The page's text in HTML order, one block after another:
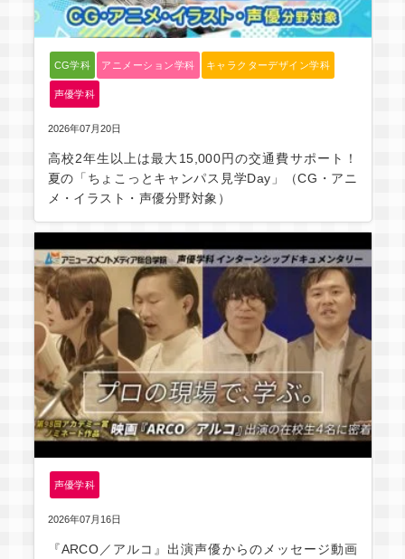
CG学科 アニメーション学科 キャラクターデザイン学科
声優学科
2026年07月20日
高校2年生以上は最大15,000円の交通費サポート！
夏の「ちょこっとキャンパス見学Day」（CG・アニ
メ・イラスト・声優分野対象）
声優学科
2026年07月16日
『ARCO／アルコ』出演声優からのメッセージ動画